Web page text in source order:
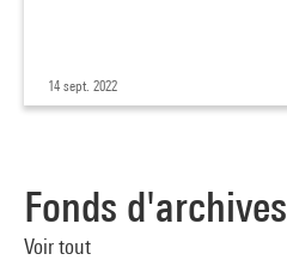
14 sept. 2022
Fonds d'archives
Voir tout